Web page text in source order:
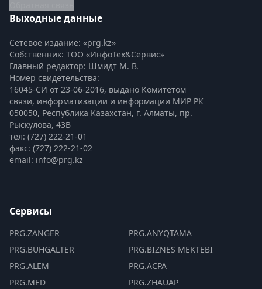
Выходные данные
Сетевое издание: «prg.kz»
Собственник: ТОО «ИнфоТех&Сервис»
Главный редактор: Шмидт М. В.
Номер свидетельства:
16045-СИ от 23-06-2016, выдано Комитетом
связи, информатизации и информации МИР РК
050050, Республика Казахстан, г. Алматы, пр.
Рыскулова, 43В
тел: (727) 222-21-01
факс: (727) 222-21-02
email: info@prg.kz
Сервисы
PRG.ZANGER
PRG.BUHGALTER
PRG.ALEM
PRG.MED
PRG.ANYQTAMA
PRG.BIZNES MEKTEBI
PRG.ACPA
PRG.ZHAUAP